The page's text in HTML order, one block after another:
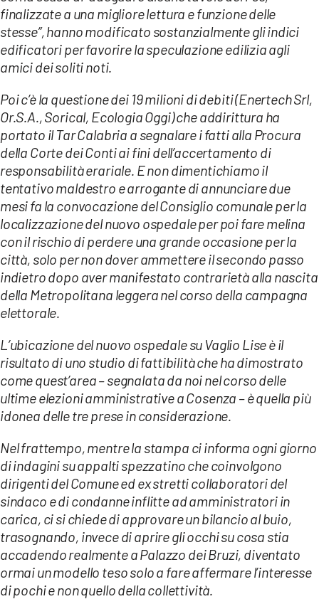
finalizzate a una migliore lettura e funzione delle
stesse”, hanno modificato sostanzialmente gli indici
edificatori per favorire la speculazione edilizia agli
amici dei soliti noti.
Poi c’è la questione dei 19 milioni di debiti (Enertech Srl,
Or.S.A., Sorical, Ecologia Oggi) che addirittura ha
portato il Tar Calabria a segnalare i fatti alla Procura
della Corte dei Conti ai fini dell’accertamento di
responsabilità erariale. E non dimentichiamo il
tentativo maldestro e arrogante di annunciare due
mesi fa la convocazione del Consiglio comunale per la
localizzazione del nuovo ospedale per poi fare melina
con il rischio di perdere una grande occasione per la
città, solo per non dover ammettere il secondo passo
indietro dopo aver manifestato contrarietà alla nascita
della Metropolitana leggera nel corso della campagna
elettorale.
L’ubicazione del nuovo ospedale su Vaglio Lise è il
risultato di uno studio di fattibilità che ha dimostrato
come quest’area – segnalata da noi nel corso delle
ultime elezioni amministrative a Cosenza – è quella più
idonea delle tre prese in considerazione.
Nel frattempo, mentre la stampa ci informa ogni giorno
di indagini su appalti spezzatino che coinvolgono
dirigenti del Comune ed ex stretti collaboratori del
sindaco e di condanne inflitte ad amministratori in
carica, ci si chiede di approvare un bilancio al buio,
trasognando, invece di aprire gli occhi su cosa stia
accadendo realmente a Palazzo dei Bruzi, diventato
ormai un modello teso solo a fare affermare l’interesse
di pochi e non quello della collettività.